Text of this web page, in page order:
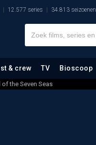
12.577 series 34.813 seizoenen
& crew TV Bioscoop
the Seven Seas